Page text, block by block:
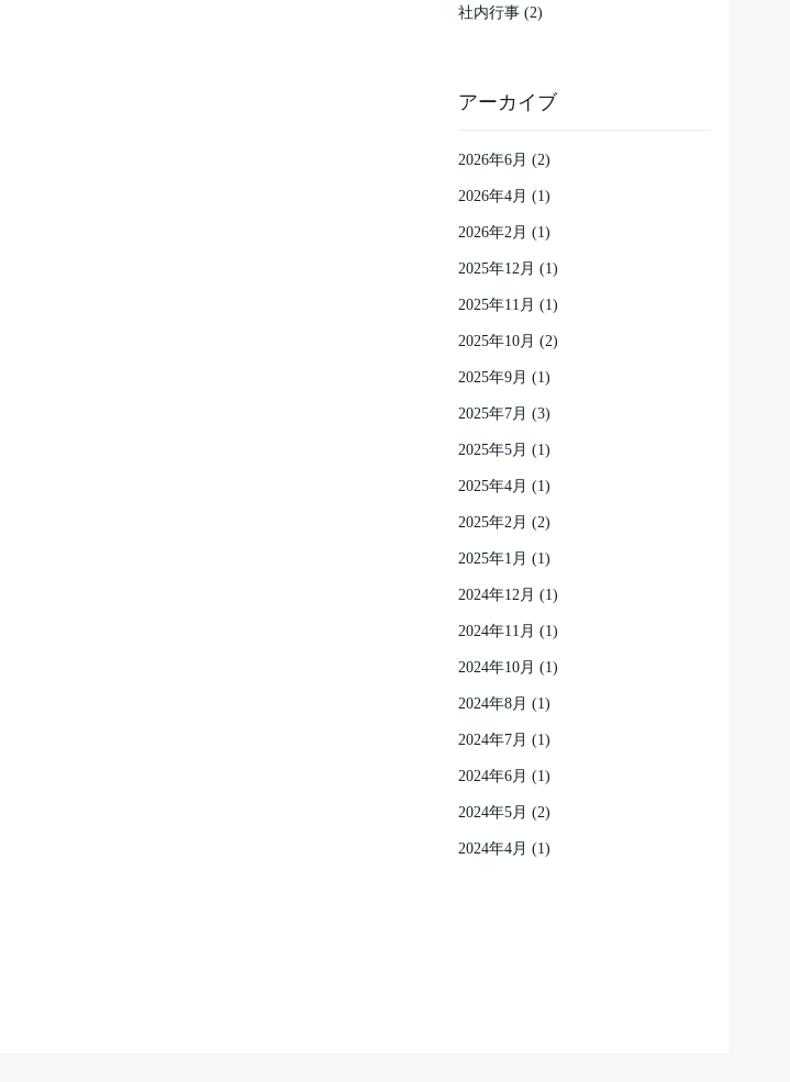
社内行事 (2)
アーカイブ
2026年6月 (2)
2026年4月 (1)
2026年2月 (1)
2025年12月 (1)
2025年11月 (1)
2025年10月 (2)
2025年9月 (1)
2025年7月 (3)
2025年5月 (1)
2025年4月 (1)
2025年2月 (2)
2025年1月 (1)
2024年12月 (1)
2024年11月 (1)
2024年10月 (1)
2024年8月 (1)
2024年7月 (1)
2024年6月 (1)
2024年5月 (2)
2024年4月 (1)